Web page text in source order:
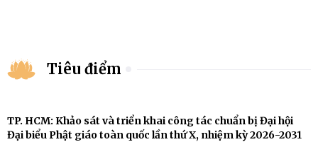
Tiêu điểm
TP. HCM: Khảo sát và triển khai công tác chuẩn bị Đại hội
Đại biểu Phật giáo toàn quốc lần thứ X, nhiệm kỳ 2026-2031